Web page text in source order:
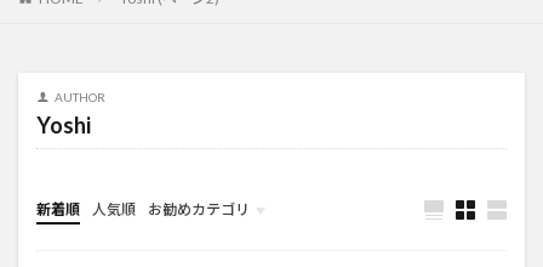
AUTHOR
Yoshi
新着順 人気順 お勧めカテゴリ
リフォーム事例